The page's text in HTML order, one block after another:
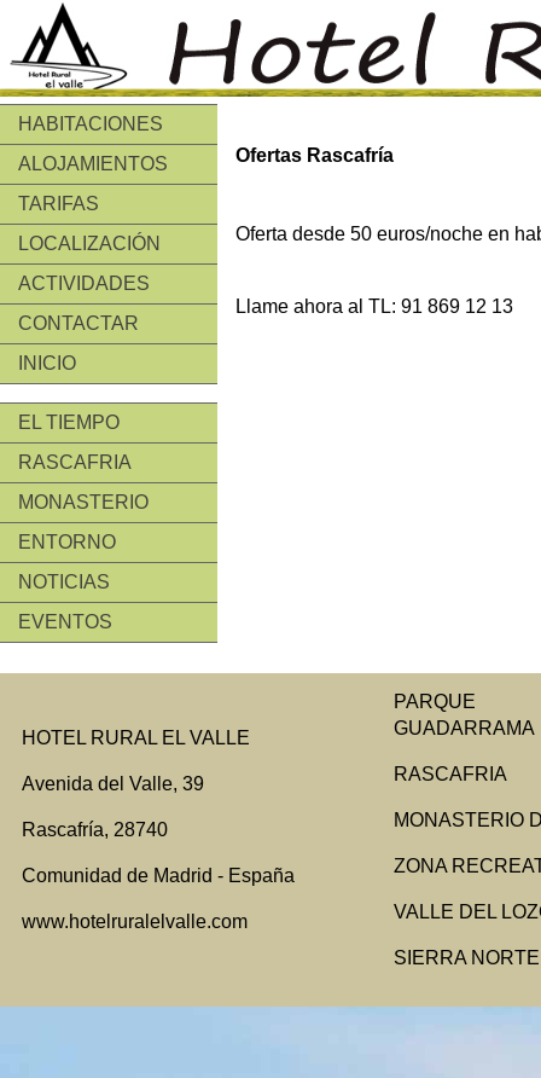
HABITACIONES
ALOJAMIENTOS
TARIFAS
LOCALIZACIÓN
ACTIVIDADES
CONTACTAR
INICIO
EL TIEMPO
RASCAFRIA
MONASTERIO
ENTORNO
NOTICIAS
EVENTOS
Ofertas Rascafría
Oferta desde 50 euros/noche en
Llame ahora al TL: 91 869 12 13
HOTEL RURAL EL VALLE
Avenida del Valle, 39
Rascafría, 28740
Comunidad de Madrid - España
www.hotelruralelvalle.com
PARQUE
GUADARRAMA
RASCAFRIA
MONASTERIO
ZONA
VALLE DEL
SIERRA